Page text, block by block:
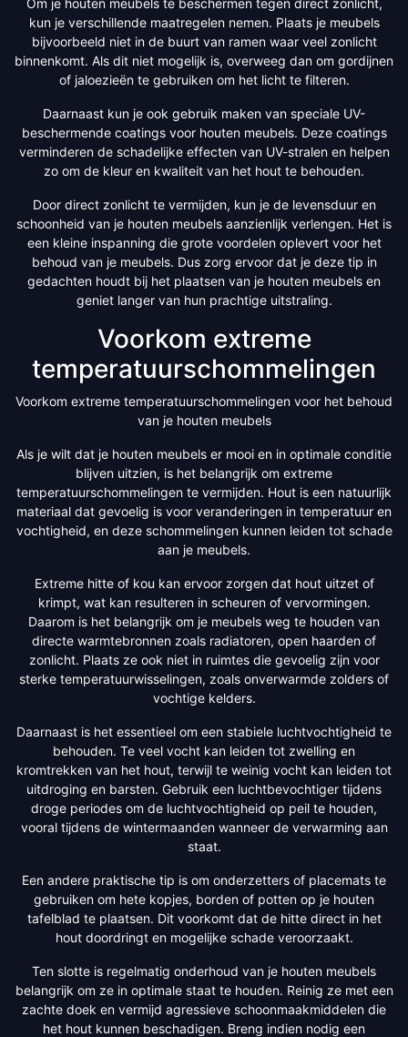
kun je verschillende maatregelen nemen. Plaats je meubels
bijvoorbeeld niet in de buurt van ramen waar veel zonlicht
binnenkomt. Als dit niet mogelijk is, overweeg dan om gordijnen
of jaloezieën te gebruiken om het licht te filteren.
Daarnaast kun je ook gebruik maken van speciale UV-
beschermende coatings voor houten meubels. Deze coatings
verminderen de schadelijke effecten van UV-stralen en helpen
zo om de kleur en kwaliteit van het hout te behouden.
Door direct zonlicht te vermijden, kun je de levensduur en
schoonheid van je houten meubels aanzienlijk verlengen. Het is
een kleine inspanning die grote voordelen oplevert voor het
behoud van je meubels. Dus zorg ervoor dat je deze tip in
gedachten houdt bij het plaatsen van je houten meubels en
geniet langer van hun prachtige uitstraling.
Voorkom extreme
temperatuurschommelingen
Voorkom extreme temperatuurschommelingen voor het behoud
van je houten meubels
Als je wilt dat je houten meubels er mooi en in optimale conditie
blijven uitzien, is het belangrijk om extreme
temperatuurschommelingen te vermijden. Hout is een natuurlijk
materiaal dat gevoelig is voor veranderingen in temperatuur en
vochtigheid, en deze schommelingen kunnen leiden tot schade
aan je meubels.
Extreme hitte of kou kan ervoor zorgen dat hout uitzet of
krimpt, wat kan resulteren in scheuren of vervormingen.
Daarom is het belangrijk om je meubels weg te houden van
directe warmtebronnen zoals radiatoren, open haarden of
zonlicht. Plaats ze ook niet in ruimtes die gevoelig zijn voor
sterke temperatuurwisselingen, zoals onverwarmde zolders of
vochtige kelders.
Daarnaast is het essentieel om een stabiele luchtvochtigheid te
behouden. Te veel vocht kan leiden tot zwelling en
kromtrekken van het hout, terwijl te weinig vocht kan leiden tot
uitdroging en barsten. Gebruik een luchtbevochtiger tijdens
droge periodes om de luchtvochtigheid op peil te houden,
vooral tijdens de wintermaanden wanneer de verwarming aan
staat.
Een andere praktische tip is om onderzetters of placemats te
gebruiken om hete kopjes, borden of potten op je houten
tafelblad te plaatsen. Dit voorkomt dat de hitte direct in het
hout doordringt en mogelijke schade veroorzaakt.
Ten slotte is regelmatig onderhoud van je houten meubels
belangrijk om ze in optimale staat te houden. Reinig ze met een
zachte doek en vermijd agressieve schoonmaakmiddelen die
het hout kunnen beschadigen. Breng indien nodig een